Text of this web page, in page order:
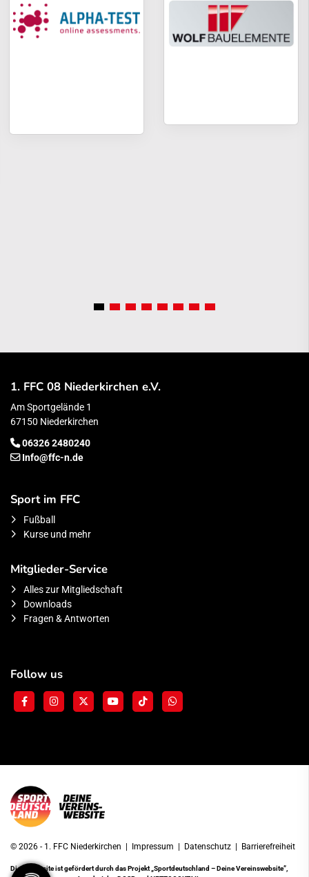
1. FFC 08 Niederkirchen e.V.
Am Sportgelände 1
67150 Niederkirchen
06326 2480240
Info@ffc-n.de
Sport im FFC
Fußball
Kurse und mehr
Mitglieder-Service
Alles zur Mitgliedschaft
Downloads
Fragen & Antworten
Follow us
© 2026 - 1. FFC Niederkirchen | Impressum | Datenschutz | Barrierefreiheit
Diese Website ist gefördert durch das Projekt„Sportdeutschland – Deine Vereinswebsite”,